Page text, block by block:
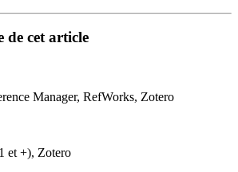
de cet article
Manager, RefWorks, Zotero
et +), Zotero